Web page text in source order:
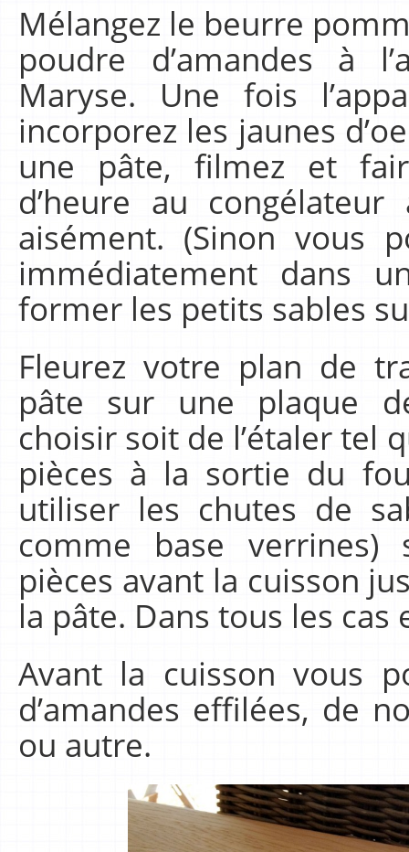
Mélangez le beurre
poudre d’amandes à
Maryse. Une fois
incorporez les jaunes
une pâte, filmez et
d’heure au
aisément. (Sinon vous
immédiatement dans
former les petits sables
Fleurez votre plan de
pâte sur une plaque
choisir soit de l’étaler tel
pièces à la sortie du
utiliser les chutes de
comme base verrines)
pièces avant la cuisson
la pâte. Dans tous les
Avant la cuisson vous
d’amandes effilées, de
ou autre.